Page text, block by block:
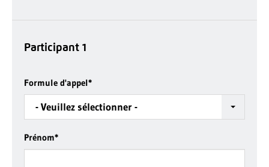
Participant 1
Formule d'appel*
- Veuillez sélectionner -
Prénom*